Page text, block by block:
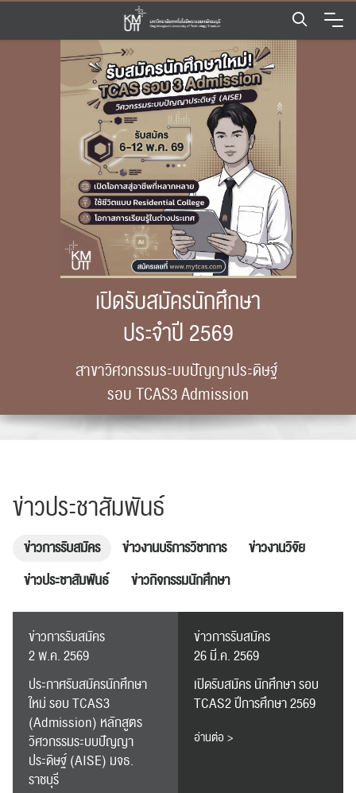
Skip
content
เปิดรับสมัครนักศึกษา
ประจำปี 2569
สาขาวิศวกรรมระบบปัญญาประดิษฐ์
รอบ TCAS3 Admission
ข่าวประชาสัมพันธ์
ข่าวการรับสมัคร ข่าวงานบริการวิชาการ
ข่าวงานวิจัย
ข่าวประชาสัมพันธ์
ข่าวกิจกรรมนักศึกษา
ข่าวการรับสมัคร
2 พ.ค. 2569
ประกาศรับสมัครนักศึกษา
ใหม่ รอบ TCAS3
(Admission) หลักสูตร
วิศวกรรมระบบปัญญา
ประดิษฐ์ (AISE) มจธ.
ราชบุรี
ข่าวการรับสมัคร
26 มี.ค. 2569
เปิดรับสมัคร นักศึกษา รอบ
TCAS2 ปีการศึกษา 2569
อ่านต่อ >